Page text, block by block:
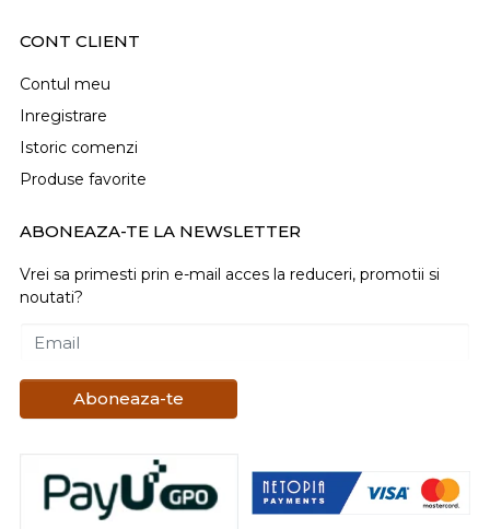
CONT CLIENT
Contul meu
Inregistrare
Istoric comenzi
Produse favorite
ABONEAZA-TE LA NEWSLETTER
Vrei sa primesti prin e-mail acces la reduceri, promotii si
noutati?
Email
Aboneaza-te